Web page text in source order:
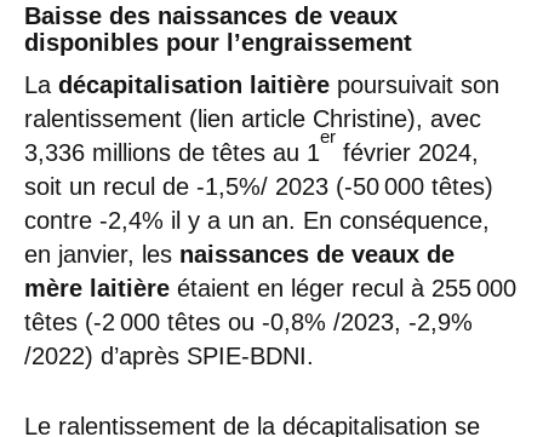
Baisse des naissances de veaux
disponibles pour l’engraissement
La décapitalisation laitière poursuivait son
ralentissement (lien article Christine), avec
3,336 millions de têtes au 1
er
février 2024,
soit un recul de -1,5%/ 2023 (-50 000 têtes)
contre -2,4% il y a un an. En conséquence,
en janvier, les naissances de veaux de
mère laitière étaient en léger recul à 255 000
têtes (-2 000 têtes ou -0,8% /2023, -2,9%
/2022) d’après SPIE-BDNI.
Le ralentissement de la décapitalisation se